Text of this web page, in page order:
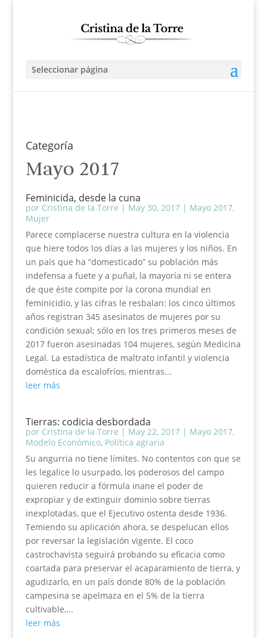
Seleccionar página
Categoría
Mayo 2017
Feminicida, desde la cuna
por Cristina de la Torre | May 30, 2017| Mayo 2017,
Mujer
Parece complacerse nuestra cultura en la violencia
que hiere todos los días a las mujeres y los niños. En
un país que ha “domesticado” su población más
indefensa a fuete y a puñal, la mayoría ni se entera
de que éste compite por la corona mundial en
feminicidio, y las cifras le resbalan: los cinco últimos
años registran 345 asesinatos de mujeres por su
condición sexual; sólo en los tres primeros meses de
2017 fueron asesinadas 104 mujeres, según Medicina
Legal. La estadística de maltrato infantil y violencia
doméstica da escalofríos, mientras...
leer más
Tierras: codicia desbordada
por Cristina de la Torre | May 22, 2017| Mayo 2017,
Modelo Económico, Política agraria
Su angurria no tiene límites. No contentos con que se
les legalice lo usurpado, los poderosos del campo
quieren reducir a fórmula inane el poder de
expropiar y de extinguir dominio sobre tierras
inexplotadas, que el Ejecutivo ostenta desde 1936.
Temiendo su aplicación ahora, se despelucan ellos
por reversar la legislación vigente. El coco
castrochavista seguirá probando su eficacia como
coartada para preservar el acaparamiento de tierra, y
agudizarlo, en un país donde 80% de la población
campesina se apelmaza en el 5% de la tierra
cultivable,...
leer más